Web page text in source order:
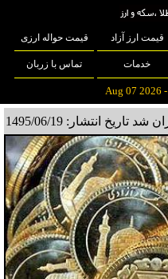
قیمت ارز آزاد قیمت حواله ارزی
خدمات تماس با زربان
تاریخ انتشار: 1495/06/19